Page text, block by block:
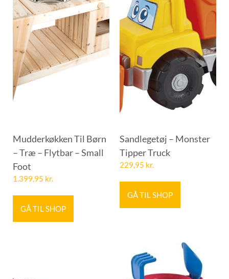
Mudderkøkken Til Børn
– Træ – Flytbar – Small
Foot
1.399,95 kr.
GÅ TIL SHOP
Sandlegetøj – Monster
Tipper Truck
229,95 kr.
GÅ TIL SHOP